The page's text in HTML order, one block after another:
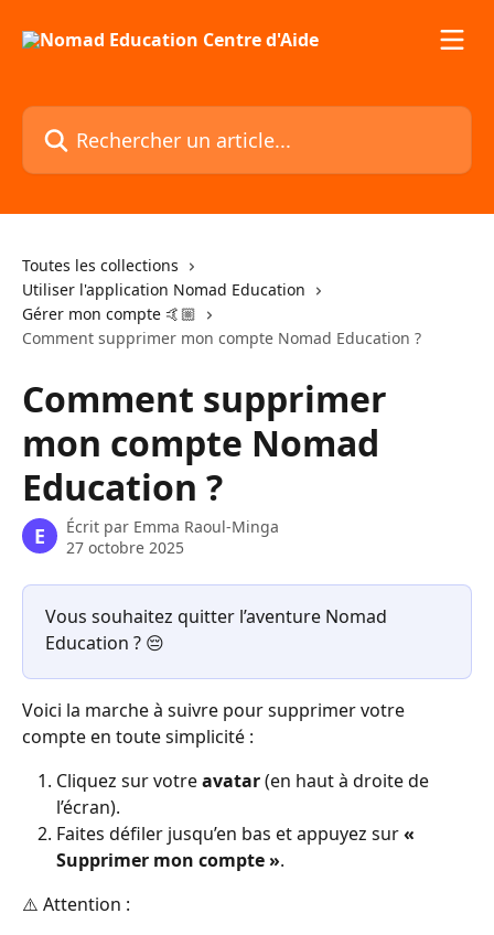
Rechercher un article...
Toutes les collections
Utiliser l'application Nomad Education
Gérer mon compte 🤙🏼
Comment supprimer mon compte Nomad Education ?
Comment supprimer
mon compte Nomad
Education ?
E Écrit par Emma Raoul-Minga
27 octobre 2025
Vous souhaitez quitter l’aventure Nomad
Education ? 😔
Voici la marche à suivre pour supprimer votre
compte en toute simplicité :
Cliquez sur votre avatar (en haut à droite de
l’écran).
Faites défiler jusqu’en bas et appuyez sur «
Supprimer mon compte ».
⚠️ Attention :